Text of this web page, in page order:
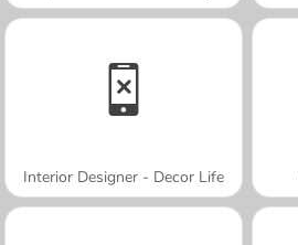
Interior Designer - Decor Life